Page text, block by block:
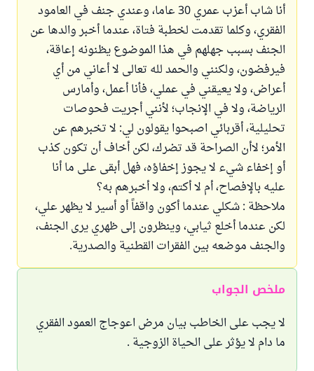
أنا شاب أعزب عمري 30 عاما، وعندي جنف في العامود
الفقري، وكلما تقدمت لخطبة فتاة، عندما أخبر والدها عن
الجنف بسبب جهلهم في هذا الموضوع يظنونه إعاقة،
فيرفضون، ولكنني والحمد لله تعالى لا أعاني من أي
أعراض، ولا يعيقني في عملي، فأنا أعمل، وأمارس
الرياضة، ولا في الإنجاب؛ لأنني أجريت فحوصات
تحليلية، أقربائي اصبحوا يقولون لي: لا تخبرهم عن
الأمر؛ لاأن الصراحة قد تضرك، لكن أخاف أن تكون كذب
أو إخفاء شيء لا يجوز إخفاؤه، فهل أبقى على ما أنا
عليه بالإفصاح، أم لا أكتم، ولا أخبرهم به؟
ملاحظة : شكلي عندما أكون واقفاً أو أسير لا يظهر علي،
لكن عندما أخلع ثيابي، وينظرون إلى ظهري يرى الجنف،
والجنف موضعه بين الفقرات القطنية والصدرية.
ملخص الجواب
لا يجب على الخاطب بيان مرض اعوجاج العمود الفقري
ما دام لا يؤثر على الحياة الزوجية .